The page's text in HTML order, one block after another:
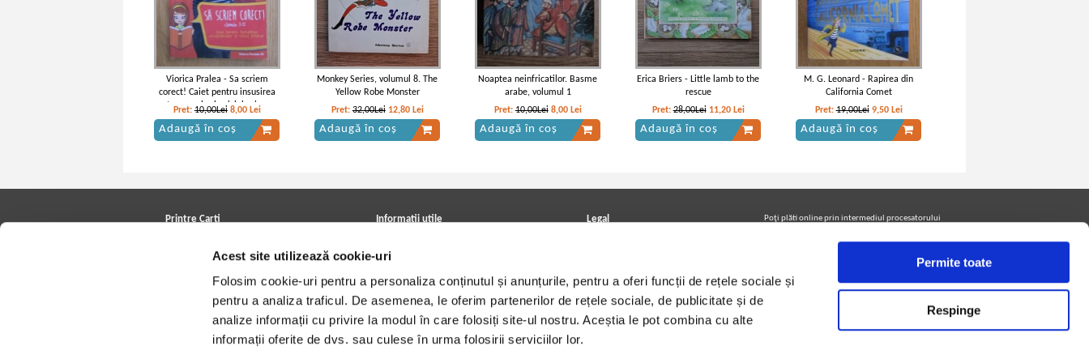
Acest site utilizează cookie-uri
Folosim cookie-uri pentru a personaliza conținutul și anunțurile, pentru a oferi funcții de rețele sociale și
pentru a analiza traficul. De asemenea, le oferim partenerilor de rețele sociale, de publicitate și de
analize informații cu privire la modul în care folosiți site-ul nostru. Aceștia le pot combina cu alte
informații oferite de dvs. sau culese în urma folosirii serviciilor lor.
Permite toate
Respinge
Edmondo de Amicis - Cuore Edmondo de Amicis - Cuore
Edmondo de Amicis - Cuore inima
Edmondo de Amicis - Cuore inima
Edmondo de Amicis - Cuore inima
Viorica Pralea - Sa scriem
corect! Caiet pentru insusirea
ortogramelor la ciclul primar,
clasele I-II
Pret: 10,00Lei 8,00 Lei
Adaugă în coș
Monkey Series, volumul 8. The
Yellow Robe Monster
Pret:32,00Lei 12,80 Lei
Adaugă în coș
Noaptea neinfricatilor. Basme
arabe, volumul 1
Pret:10,00Lei 8,00 Lei
Adaugă în coș
Erica Briers - Little lamb to the
rescue
Pret:28,00Lei 11,20 Lei
Adaugă în coș
M. G. Leonard - Rapirea din
California Comet
Pret:19,00Lei 9,50 Lei
Adaugă în coș
Printre Carti
Cele mai căutate cărți
Blog Printre Carti
Cărţi sub 5 lei
Cărţi sub 8 lei
Informatii utile
Achizitii viniluri, casete, CD/DVD
Cum cumpar?
Politica de livrare
Retur comenzi
Angajari - Cariere
Legal
Termeni si conditii
Utilizare cookie-uri
Poţi plăti online prin intermediul procesatorului
Urmăreşte-ne pe facebook pentru a fi la curent cu